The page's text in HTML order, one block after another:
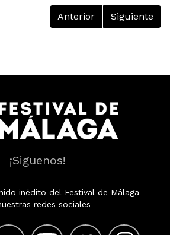
Anterior Siguiente
¡Siguenos!
inédito del Festival de Málaga
redes sociales